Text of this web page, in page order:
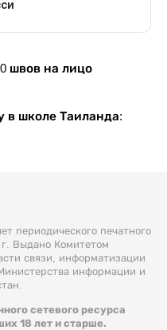
швов на лицо
в школе Таиланда:
периодического печатного
Выдано Комитетом
связи, информатизации
информации и
сетевого ресурса
18 лет и старше.